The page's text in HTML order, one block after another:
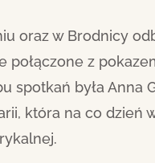
oraz w Brodnicy
połączone z
spotkań była Anna
która na co dzień